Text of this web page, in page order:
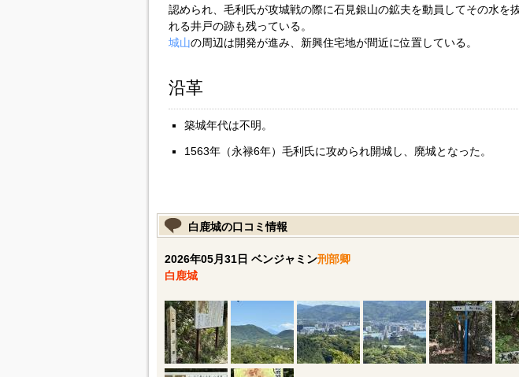
認められ、毛利氏が攻城戦の際に石見銀山の鉱夫を動員してその水を
れる井戸の跡も残っている。
城山の周辺は開発が進み、新興住宅地が間近に位置している。
沿革
築城年代は不明。
1563年（永禄6年）毛利氏に攻められ開城し、廃城となった。
白鹿城の口コミ情報
2026年05月31日 ベンジャミン刑部卿
白鹿城